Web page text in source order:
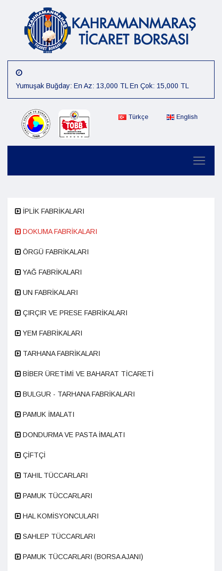
Yumuşak Buğday: En Az: 13,000 TL En Çok: 15,000 TL
Arpa: En Az: 15,000 TL En Çok: 16,000 TL
Mısır: En Az: 12,000 TL En Çok: 14,000 TL
Çiğit: En Az: 12,000 TL En Çok: 14,000 TL
Preseli Pamuk: En Az: 80,000 TL En Çok: 85,000 TL
Kütlü Pamuk: En Az: 40,000 TL En Çok: 45,000 TL
07.08.2026 Günlük Fiyat :Sert Buğday: En Az: 15,000 TL En
Türkçe English
İPLİK FABRİKALARI
DOKUMA FABRİKALARI
ÖRGÜ FABRİKALARI
YAĞ FABRİKALARI
UN FABRİKALARI
ÇIRÇIR VE PRESE FABRİKALARI
YEM FABRİKALARI
TARHANA FABRİKALARI
BİBER ÜRETİMİ VE BAHARAT TİCARETİ
BULGUR - TARHANA FABRİKALARI
PAMUK İMALATI
DONDURMA VE PASTA İMALATI
ÇİFTÇİ
TAHIL TÜCCARLARI
PAMUK TÜCCARLARI
HAL KOMİSYONCULARI
SAHLEP TÜCCARLARI
PAMUK TÜCCARLARI (BORSA AJANI)